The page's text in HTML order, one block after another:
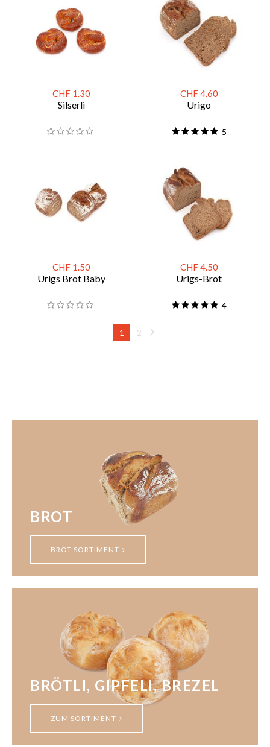
CHF 1.30
Silserli
CHF 4.60
Urigo
5
CHF 1.50
Urigs Brot Baby
CHF 4.50
Urigs-Brot
4
1 2
BROT
BROT SORTIMENT
BRÖTLI, GIPFELI, BREZEL
ZUM SORTIMENT